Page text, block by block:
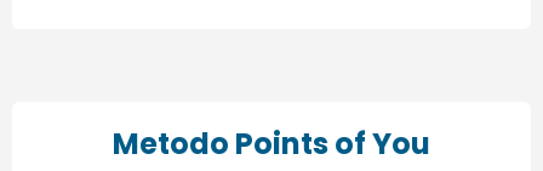
Metodo Points of You